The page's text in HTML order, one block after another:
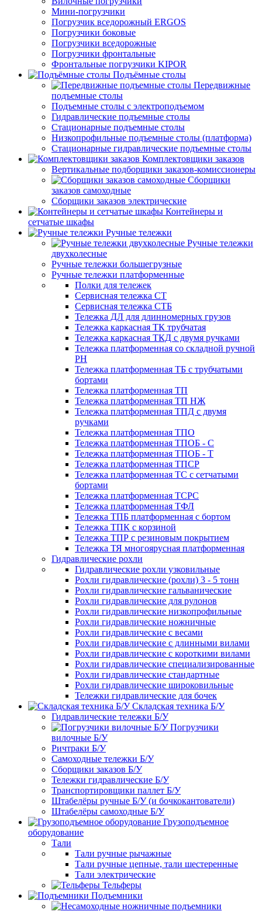
Мини-погрузчики
Погрузчик вседорожный ERGOS
Погрузчики боковые
Погрузчики вседорожные
Погрузчики фронтальные
Фронтальные погрузчики KIPOR
Подъёмные столы
Передвижные
подъемные столы
Подъемные столы с электроподъемом
Гидравлические подъемные столы
Стационарные подъемные столы
Низкопрофильные подъемные столы (платформа)
Стационарные гидравлические подъемные столы
Комплектовщики заказов
Вертикальные подборщики заказов-комиссионеры
Сборщики
заказов самоходные
Сборщики заказов электрические
Контейнеры и
сетчатые шкафы
Ручные тележки
Ручные тележки
двухколесные
Ручные тележки большегрузные
Ручные тележки платформенные
Полки для тележек
Сервисная тележка СТ
Сервисная тележка СТБ
Тележка ДЛ для длинномерных грузов
Тележка каркасная ТК трубчатая
Тележка каркасная ТКД с двумя ручками
Тележка платформенная со складной ручной
PH
Тележка платформенная ТБ с трубчатыми
бортами
Тележка платформенная ТП
Тележка платформенная ТП НЖ
Тележка платформенная ТПД с двумя
ручками
Тележка платформенная ТПО
Тележка платформенная ТПОБ - С
Тележка платформенная ТПОБ - Т
Тележка платформенная ТПСР
Тележка платформенная ТС с сетчатыми
бортами
Тележка платформенная ТСРС
Тележка платформенная ТФЛ
Тележка ТПБ платформенная с бортом
Тележка ТПК с корзиной
Тележка ТПР с резиновым покрытием
Тележка ТЯ многоярусная платформенная
Гидравлические рохли
Гидравлические рохли узковильные
Рохли гидравлические (рохли) 3 - 5 тонн
Рохли гидравлические гальванические
Рохли гидравлические для рулонов
Рохли гидравлические низкопрофильные
Рохли гидравлические ножничные
Рохли гидравлические с весами
Рохли гидравлические с длинными вилами
Рохли гидравлические с короткими вилами
Рохли гидравлические специализированные
Рохли гидравлические стандартные
Рохли гидравлические широковильные
Тележки гидравлические для бочек
Складская техника Б/У
Гидравлические тележки Б/У
Погрузчики
вилочные Б/У
Ричтраки Б/У
Самоходные тележки Б/У
Сборщики заказов Б/У
Тележки гидравлические Б/У
Транспортировщики паллет Б/У
Штабелёры ручные Б/У (и бочкокантователи)
Штабелёры самоходные Б/У
Грузоподъемное
оборудование
Тали
Тали ручные рычажные
Тали ручные цепные, тали шестеренные
Тали электрические
Тельферы
Подъемники